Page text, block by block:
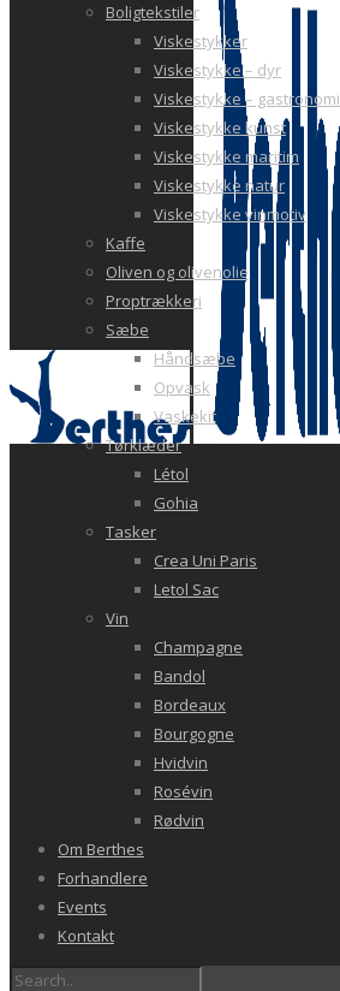
Boligtekstiler
Viskestykker
Viskestykke – dyr
Viskestykke – gastronomi
Viskestykke kunst
Viskestykke maritim
Viskestykke natur
Viskestykke vinmotiv
Kaffe
Oliven og olivenolie
Proptrækkeri
Sæbe
Håndsæbe
Opvask
Vaskekit
Tørklæder
Létol
Gohia
Tasker
Crea Uni Paris
Letol Sac
Vin
Champagne
Bandol
Bordeaux
Bourgogne
Hvidvin
Rosévin
Rødvin
Om Berthes
Forhandlere
Events
Kontakt